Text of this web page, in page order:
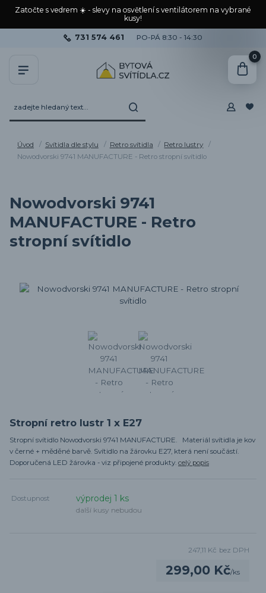
Zatočte s vedrem ☀️ - slevy na osvětlení s ventilátorem na vybrané
kusy!
731 574 461 PO-PÁ 8:30 - 14:30
0
Úvod Svítidla dle stylu Retro svítidla
Retro lustry
Nowodvorski 9741 MANUFACTURE - Retro stropní svítidlo
Nowodvorski 9741
MANUFACTURE - Retro
stropní svítidlo
Stropní retro lustr 1 x E27
Stropní svítidlo Nowodvorski 9741 MANUFACTURE. Materiál svítidla je kov
v černé + měděné barvě. Svítidlo na žárovku E27, která není součástí.
Doporučená LED žárovka - viz připojené produkty. celý popis
Dostupnost výprodej 1 ks
další kusy nebudou
299,00 Kč/ks
247,11 Kč bez DPH